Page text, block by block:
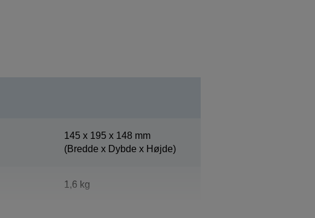
145‎ x 195 x 148 mm
(Bredde x Dybde x Højde)
1,6 kg